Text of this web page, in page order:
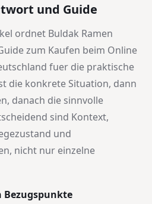
und Guide
ordnet Buldak Ramen
zum Kaufen beim Online
fuer die praktische
die konkrete Situation, dann
danach die sinnvolle
sind Kontext,
und
nicht nur einzelne
Bezugspunkte